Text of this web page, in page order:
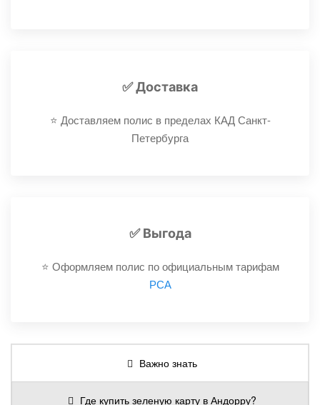
✅ Доставка
⭐️ Доставляем полис в пределах КАД Санкт-
Петербурга
✅ Выгода
⭐️ Оформляем полис по официальным тарифам
РСА
Важно знать
Где купить зеленую карту в Андорру?